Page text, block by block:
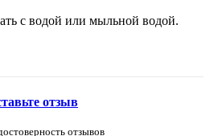
с водой или мыльной водой.
отзыв
отзывов